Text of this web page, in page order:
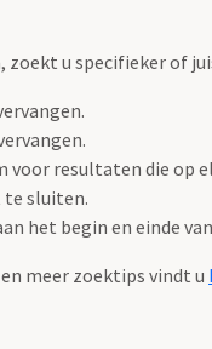
u specifieker of
voor resultaten die op
sluiten.
het begin en einde
meer zoektips vindt u